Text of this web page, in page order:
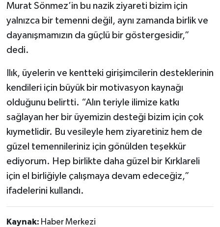
Murat Sönmez’in bu nazik ziyareti bizim için
yalnızca bir temenni değil, aynı zamanda birlik ve
dayanışmamızın da güçlü bir göstergesidir,”
dedi.
Ilık, üyelerin ve kentteki girişimcilerin desteklerinin
kendileri için büyük bir motivasyon kaynağı
olduğunu belirtti. “Alın teriyle ilimize katkı
sağlayan her bir üyemizin desteği bizim için çok
kıymetlidir. Bu vesileyle hem ziyaretiniz hem de
güzel temennileriniz için gönülden teşekkür
ediyorum. Hep birlikte daha güzel bir Kırklareli
için el birliğiyle çalışmaya devam edeceğiz,”
ifadelerini kullandı.
Kaynak: Haber Merkezi